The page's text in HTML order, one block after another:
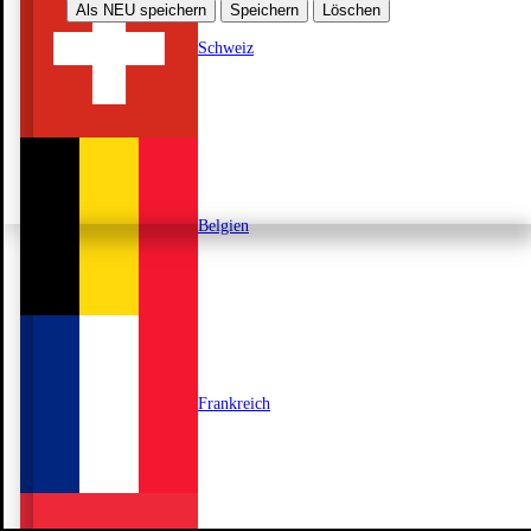
Als NEU speichern Speichern Löschen
Schweiz
Belgien
Frankreich